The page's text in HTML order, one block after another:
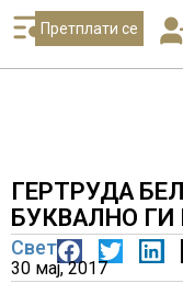
Претплати се
ГЕРТРУДА
БУКВАЛНО
Свет
30 мај, 2017